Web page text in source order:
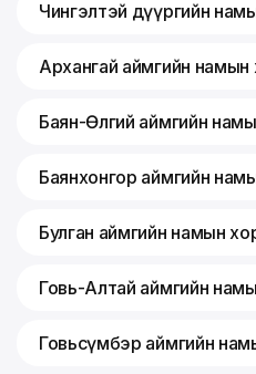
Чингэлтэй дүүргийн
Архангай аймгийн намын
Баян-Өлгий аймгийн
Баянхонгор аймгийн
Булган аймгийн намын
Говь-Алтай аймгийн
Говьсүмбэр аймгийн